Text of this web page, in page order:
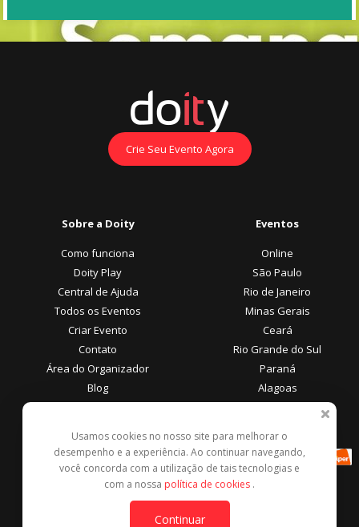
Crie Seu Evento Agora
Sobre a Doity
Como funciona
Doity Play
Central de Ajuda
Todos os Eventos
Criar Evento
Contato
Área do Organizador
Blog
Eventos
Online
São Paulo
Rio de Janeiro
Minas Gerais
Ceará
Rio Grande do Sul
Paraná
Alagoas
Área do Participante
Central de Ajuda
Denunciar este evento
Formas de Pagamento
Usamos cookies no nosso site para melhorar o
desempenho e a experiência. Ao continuar navegando,
você concorda com a utilização de tais tecnologias e
com a nossa política de cookies .
Continuar